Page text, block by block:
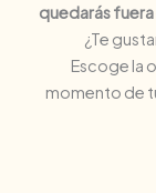
quedarás
¿Te
Escoge la
momento de